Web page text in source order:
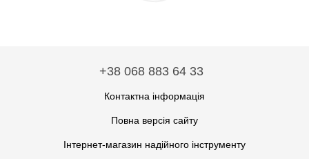
+38 068 883 64 33
Контактна інформація
Повна версія сайту
Інтернет-магазин надійного інструменту